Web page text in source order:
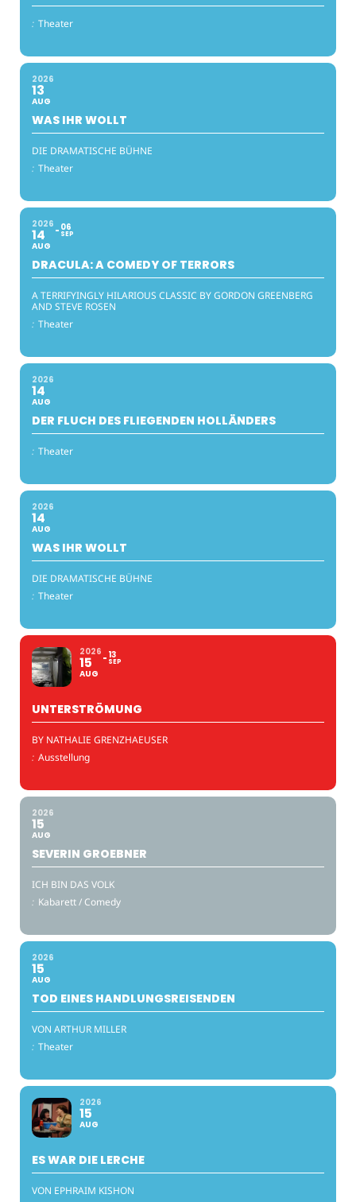
: Theater
2026
13
AUG
WAS IHR WOLLT
DIE DRAMATISCHE BÜHNE
: Theater
2026
14
AUG
06
SEP
DRACULA: A COMEDY OF TERRORS
A TERRIFYINGLY HILARIOUS CLASSIC BY GORDON GREENBERG
AND STEVE ROSEN
: Theater
2026
14
AUG
DER FLUCH DES FLIEGENDEN HOLLÄNDERS
: Theater
2026
14
AUG
WAS IHR WOLLT
DIE DRAMATISCHE BÜHNE
: Theater
2026
15
AUG
13
SEP
UNTERSTRÖMUNG
BY NATHALIE GRENZHAEUSER
: Ausstellung
2026
15
AUG
SEVERIN GROEBNER
ICH BIN DAS VOLK
: Kabarett / Comedy
2026
15
AUG
TOD EINES HANDLUNGSREISENDEN
VON ARTHUR MILLER
: Theater
2026
15
AUG
ES WAR DIE LERCHE
VON EPHRAIM KISHON